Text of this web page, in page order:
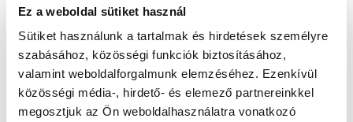
Ez a weboldal sütiket használ
Sütiket használunk a tartalmak és hirdetések személyre
szabásához, közösségi funkciók biztosításához,
valamint weboldalforgalmunk elemzéséhez. Ezenkívül
közösségi média-, hirdető- és elemező partnereinkkel
megosztjuk az Ön weboldalhasználatra vonatkozó
feljárók burkolatára
lap